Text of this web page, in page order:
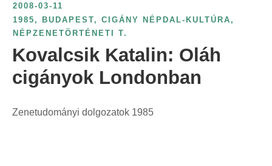
2008-03-11
1985 , BUDAPEST, CIGÁNY NÉPDAL-KULTÚRA ,
NÉPZENETÖRTÉNETI T.
Kovalcsik Katalin: Oláh
cigányok Londonban
Zenetudományi dolgozatok 1985